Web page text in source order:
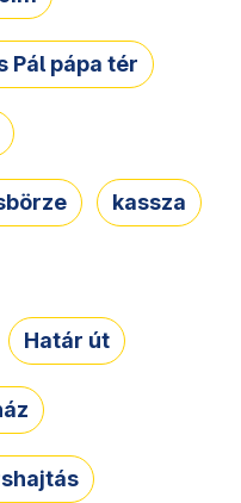
Pál pápa tér
kassza
Határ út